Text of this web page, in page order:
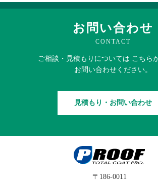
お問い合わせ
CONTACT
ご相談・見積もりについては こちら
お問い合わせください。
見積もり・お問い合わせ
〒186-0011